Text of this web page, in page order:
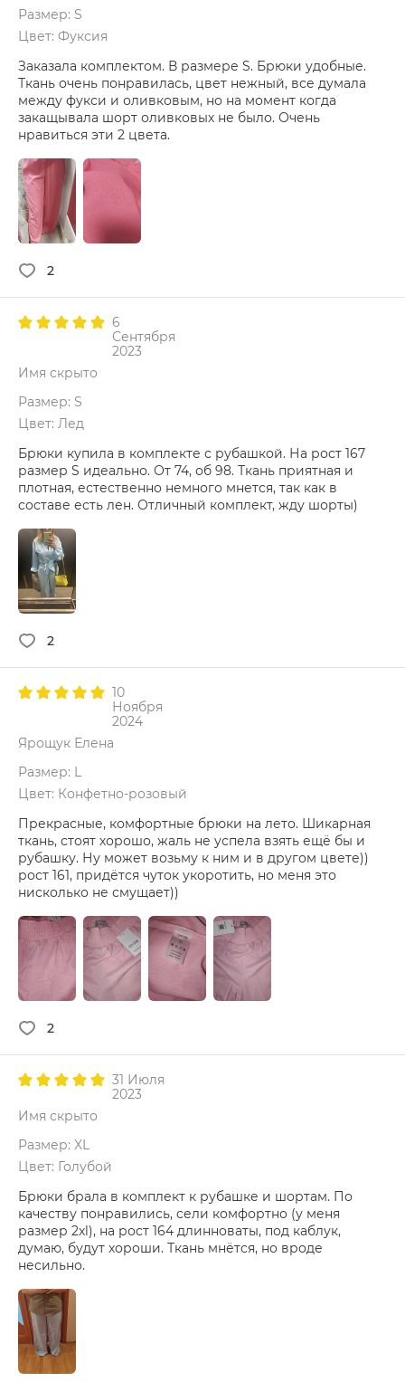
Размер: S
Цвет: Фуксия
Заказала комплектом. В размере S. Брюки удобные.
Ткань очень понравилась, цвет нежный, все думала
между фукси и оливковым, но на момент когда
закащывала шорт оливковых не было. Очень
нравиться эти 2 цвета.
2
6
Сентября
2023
Имя скрыто
Размер: S
Цвет: Лед
Брюки купила в комплекте с рубашкой. На рост 167
размер S идеально. От 74, об 98. Ткань приятная и
плотная, естественно немного мнется, так как в
составе есть лен. Отличный комплект, жду шорты)
2
10
Ноября
2024
Ярощук Елена
Размер: L
Цвет: Конфетно-розовый
Прекрасные, комфортные брюки на лето. Шикарная
ткань, стоят хорошо, жаль не успела взять ещё бы и
рубашку. Ну может возьму к ним и в другом цвете))
рост 161, придётся чуток укоротить, но меня это
нисколько не смущает))
2
31 Июля
2023
Имя скрыто
Размер: XL
Цвет: Голубой
Брюки брала в комплект к рубашке и шортам. По
качеству понравились, сели комфортно (у меня
размер 2xl), на рост 164 длинноваты, под каблук,
думаю, будут хороши. Ткань мнётся, но вроде
несильно.